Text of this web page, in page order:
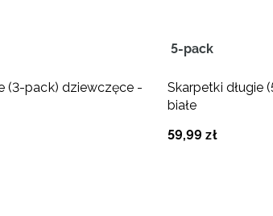
(3-pack) dziewczęce -
5-pack
Skarpetki długie
białe
59,99 zł